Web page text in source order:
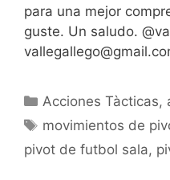
para una mejor
guste. Un saludo.
Categorías
Acciones Tàcticas,
Etiquetas
movimientos de
pivot de futbol sala,